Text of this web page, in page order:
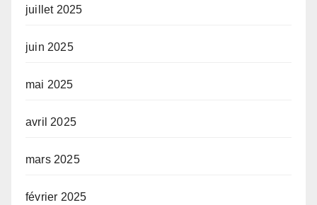
juillet 2025
juin 2025
mai 2025
avril 2025
mars 2025
février 2025